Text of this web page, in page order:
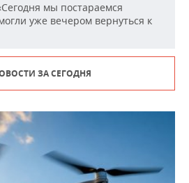
мы постараемся
уже вечером вернуться к
ЗА СЕГОДНЯ